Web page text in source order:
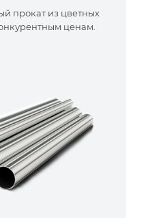
прокат из цветных
ценам.